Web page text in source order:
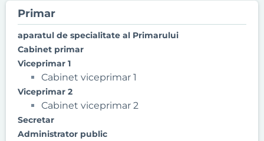
Primar
aparatul de specialitate al Primarului
Cabinet primar
Viceprimar 1
Cabinet viceprimar 1
Viceprimar 2
Cabinet viceprimar 2
Secretar
Administrator public